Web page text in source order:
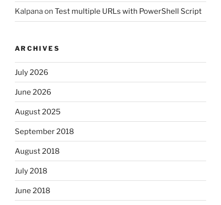
Kalpanaon Test multiple URLs with PowerShell Script
ARCHIVES
July 2026
June 2026
August 2025
September 2018
August 2018
July 2018
June 2018